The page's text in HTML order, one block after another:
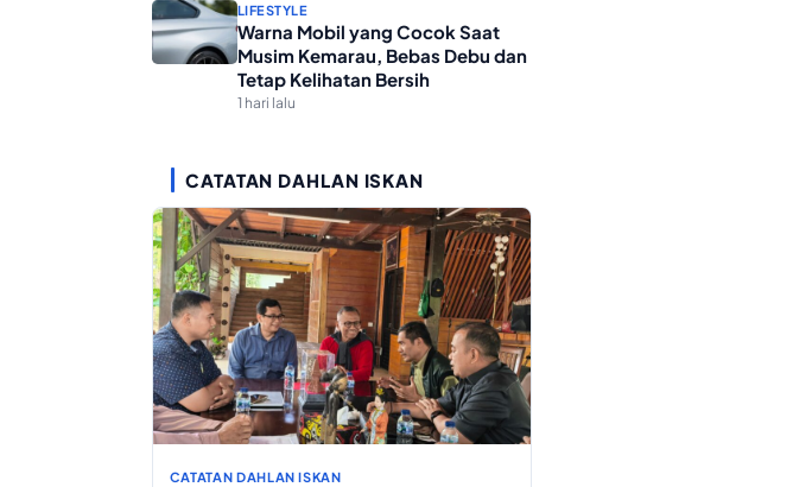
LIFESTYLE
Warna Mobil yang Cocok Saat
Musim Kemarau, Bebas Debu dan
Tetap Kelihatan Bersih
1 hari lalu
CATATAN DAHLAN ISKAN
CATATAN DAHLAN ISKAN